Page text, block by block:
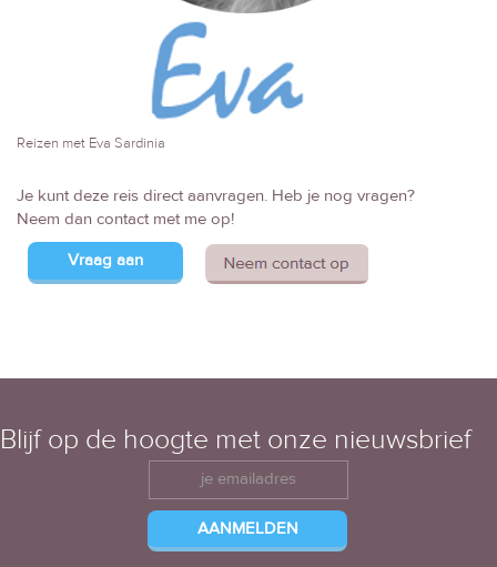
Reizen met Eva Sardinia
Je kunt deze reis direct aanvragen. Heb je nog vragen?
Neem dan contact met me op!
Vraag aan
Blijf op de hoogte met onze nieuwsbrief